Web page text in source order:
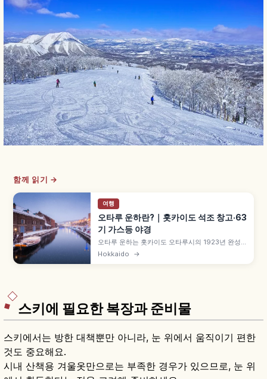
함께 읽기 →
여행
오타루 운하란?｜홋카이도 석조 창고·63
기 가스등 야경
오타루 운하는 홋카이도 오타루시의 1923년 완성
된 총길이 약 1,140m 운하로, 해면을 매립해 만든
Hokkaido →
스키에 필요한 복장과 준비물
스키에서는 방한 대책뿐만 아니라, 눈 위에서 움직이기 편한
것도 중요해요.
시내 산책용 겨울옷만으로는 부족한 경우가 있으므로, 눈 위